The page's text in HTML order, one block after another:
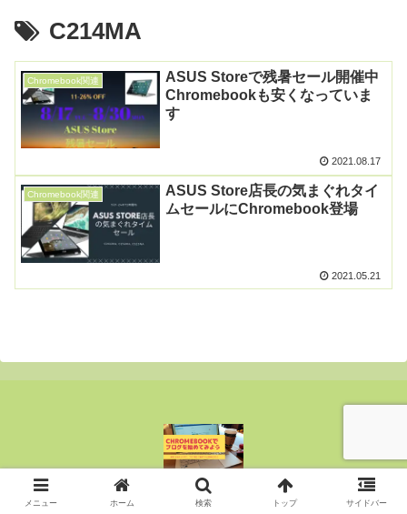
C214MA
Chromebook関連
ASUS Storeで残暑セール開催中
Chromebookも安くなっていま
す
2021.08.17
Chromebook関連
ASUS Store店長の気まぐれタイ
ムセールにChromebook登場
2021.05.21
Copyright © 2015-2026 ぶんじん All Rights Reserved.
メニュー ホーム 検索 トップ サイドバー